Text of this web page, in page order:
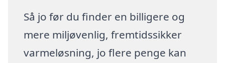
Så jo før du finder en billigere og
mere miljøvenlig, fremtidssikker
varmeløsning, jo flere penge kan